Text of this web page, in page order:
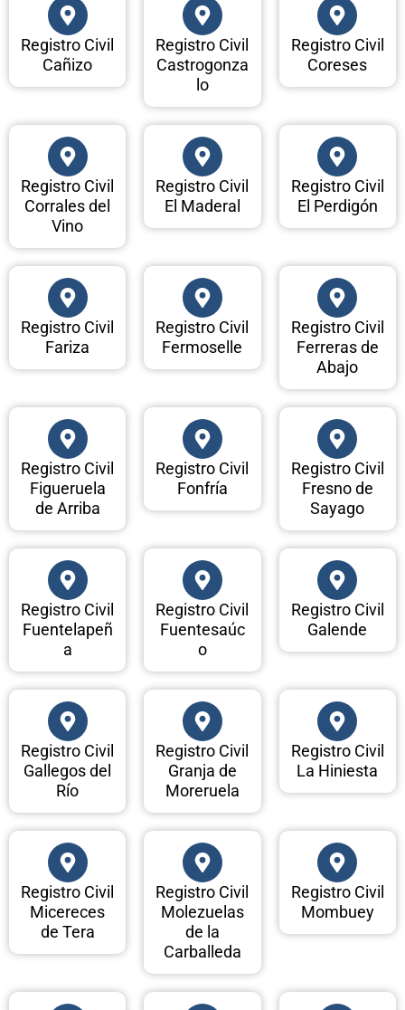
Registro Civil
Cañizo
Registro Civil
Castrogonza
lo
Registro Civil
Coreses
Registro Civil
Corrales del
Vino
Registro Civil
El Maderal
Registro Civil
El Perdigón
Registro Civil
Fariza
Registro Civil
Fermoselle
Registro Civil
Ferreras de
Abajo
Registro Civil
Figueruela
de Arriba
Registro Civil
Fonfría
Registro Civil
Fresno de
Sayago
Registro Civil
Fuentelapeñ
a
Registro Civil
Fuentesaúc
o
Registro Civil
Galende
Registro Civil
Gallegos del
Río
Registro Civil
Granja de
Moreruela
Registro Civil
La Hiniesta
Registro Civil
Micereces
de Tera
Registro Civil
Molezuelas
de la
Carballeda
Registro Civil
Mombuey